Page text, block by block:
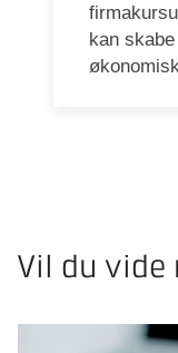
kan
Vil du vide